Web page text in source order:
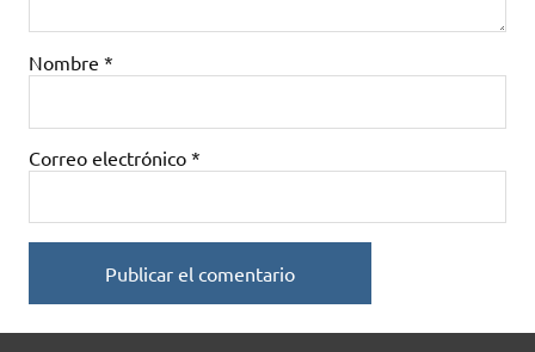
Nombre *
Correo electrónico *